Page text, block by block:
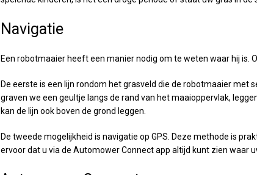
Navigatie
Een robotmaaier heeft een manier nodig om te weten waar hij is.
De eerste is een lijn rondom het grasveld die de robotmaaier met
graven we een geultje langs de rand van het maaioppervlak,
kan de lijn ook boven de grond leggen.
De tweede mogelijkheid is navigatie op GPS. Deze methode is
ervoor dat u via de Automower Connect app altijd kunt zien waar